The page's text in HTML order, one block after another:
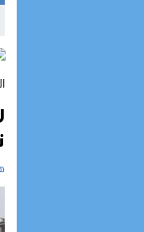
لـ”رايان إير” يعزز